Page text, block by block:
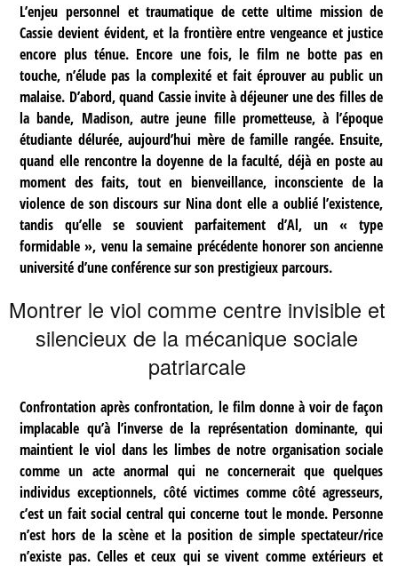
L’enjeu personnel et traumatique de cette ultime mission de
Cassie devient évident, et la frontière entre vengeance et justice
encore plus ténue. Encore une fois, le film ne botte pas en
touche, n’élude pas la complexité et fait éprouver au public un
malaise. D’abord, quand Cassie invite à déjeuner une des filles de
la bande, Madison, autre jeune fille prometteuse, à l’époque
étudiante délurée, aujourd’hui mère de famille rangée. Ensuite,
quand elle rencontre la doyenne de la faculté, déjà en poste au
moment des faits, tout en bienveillance, inconsciente de la
violence de son discours sur Nina dont elle a oublié l’existence,
tandis qu’elle se souvient parfaitement d’Al, un « type
formidable », venu la semaine précédente honorer son ancienne
université d’une conférence sur son prestigieux parcours.
Montrer le viol comme centre invisible et
silencieux de la mécanique sociale
patriarcale
Confrontation après confrontation, le film donne à voir de façon
implacable qu’à l’inverse de la représentation dominante, qui
maintient le viol dans les limbes de notre organisation sociale
comme un acte anormal qui ne concernerait que quelques
individus exceptionnels, côté victimes comme côté agresseurs,
c’est un fait social central qui concerne tout le monde. Personne
n’est hors de la scène et la position de simple spectateur/rice
n’existe pas. Celles et ceux qui se vivent comme extérieurs et